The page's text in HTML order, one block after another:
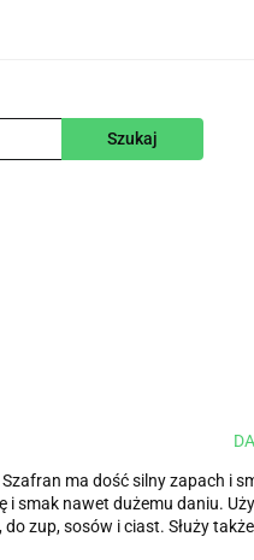
ma dość silny zapach i
i smak nawet dużemu daniu.
zup, sosów i ciast. Służy